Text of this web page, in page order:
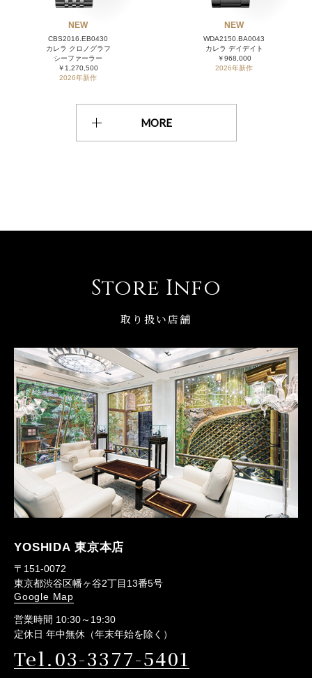
NEW
CBS2016.EB0430
カレラ クロノグラフ
シーファーラー
￥1,270,500
2026年新作
NEW
WDA2150.BA0043
カレラ デイデイト
￥968,000
2026年新作
MORE
Store Info
取り扱い店舗
YOSHIDA 東京本店
〒151-0072
東京都渋谷区幡ヶ谷2丁目13番5号
Google Map
営業時間 10:30～19:30
定休日 年中無休（年末年始を除く）
Tel.03-3377-5401